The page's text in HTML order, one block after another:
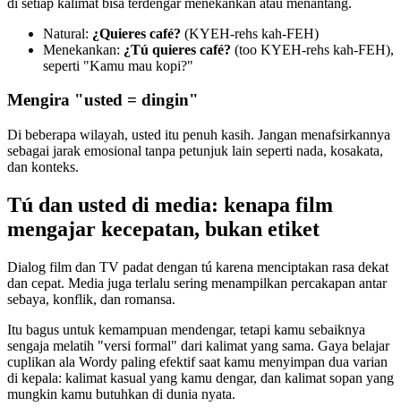
Natural: ¿Quieres café? (KYEH-rehs kah-FEH)
Menekankan: ¿Tú quieres café? (too KYEH-rehs kah-FEH),
seperti "Kamu mau kopi?"
Mengira "usted = dingin"
Di beberapa wilayah, usted itu penuh kasih. Jangan menafsirkannya
sebagai jarak emosional tanpa petunjuk lain seperti nada, kosakata,
dan konteks.
Tú dan usted di media: kenapa film
mengajar kecepatan, bukan etiket
Dialog film dan TV padat dengan tú karena menciptakan rasa dekat
dan cepat. Media juga terlalu sering menampilkan percakapan antar
sebaya, konflik, dan romansa.
Itu bagus untuk kemampuan mendengar, tetapi kamu sebaiknya
sengaja melatih "versi formal" dari kalimat yang sama. Gaya belajar
cuplikan ala Wordy paling efektif saat kamu menyimpan dua varian
di kepala: kalimat kasual yang kamu dengar, dan kalimat sopan yang
mungkin kamu butuhkan di dunia nyata.